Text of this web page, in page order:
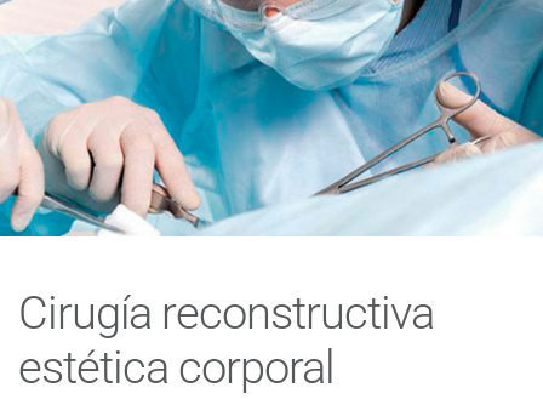
Cirugía reconstructiva
estética corporal